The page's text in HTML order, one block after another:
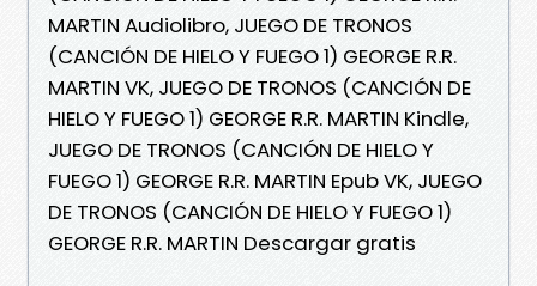
MARTIN Audiolibro, JUEGO DE TRONOS
(CANCIÓN DE HIELO Y FUEGO 1) GEORGE R.R.
MARTIN VK, JUEGO DE TRONOS (CANCIÓN DE
HIELO Y FUEGO 1) GEORGE R.R. MARTIN Kindle,
JUEGO DE TRONOS (CANCIÓN DE HIELO Y
FUEGO 1) GEORGE R.R. MARTIN Epub VK, JUEGO
DE TRONOS (CANCIÓN DE HIELO Y FUEGO 1)
GEORGE R.R. MARTIN Descargar gratis